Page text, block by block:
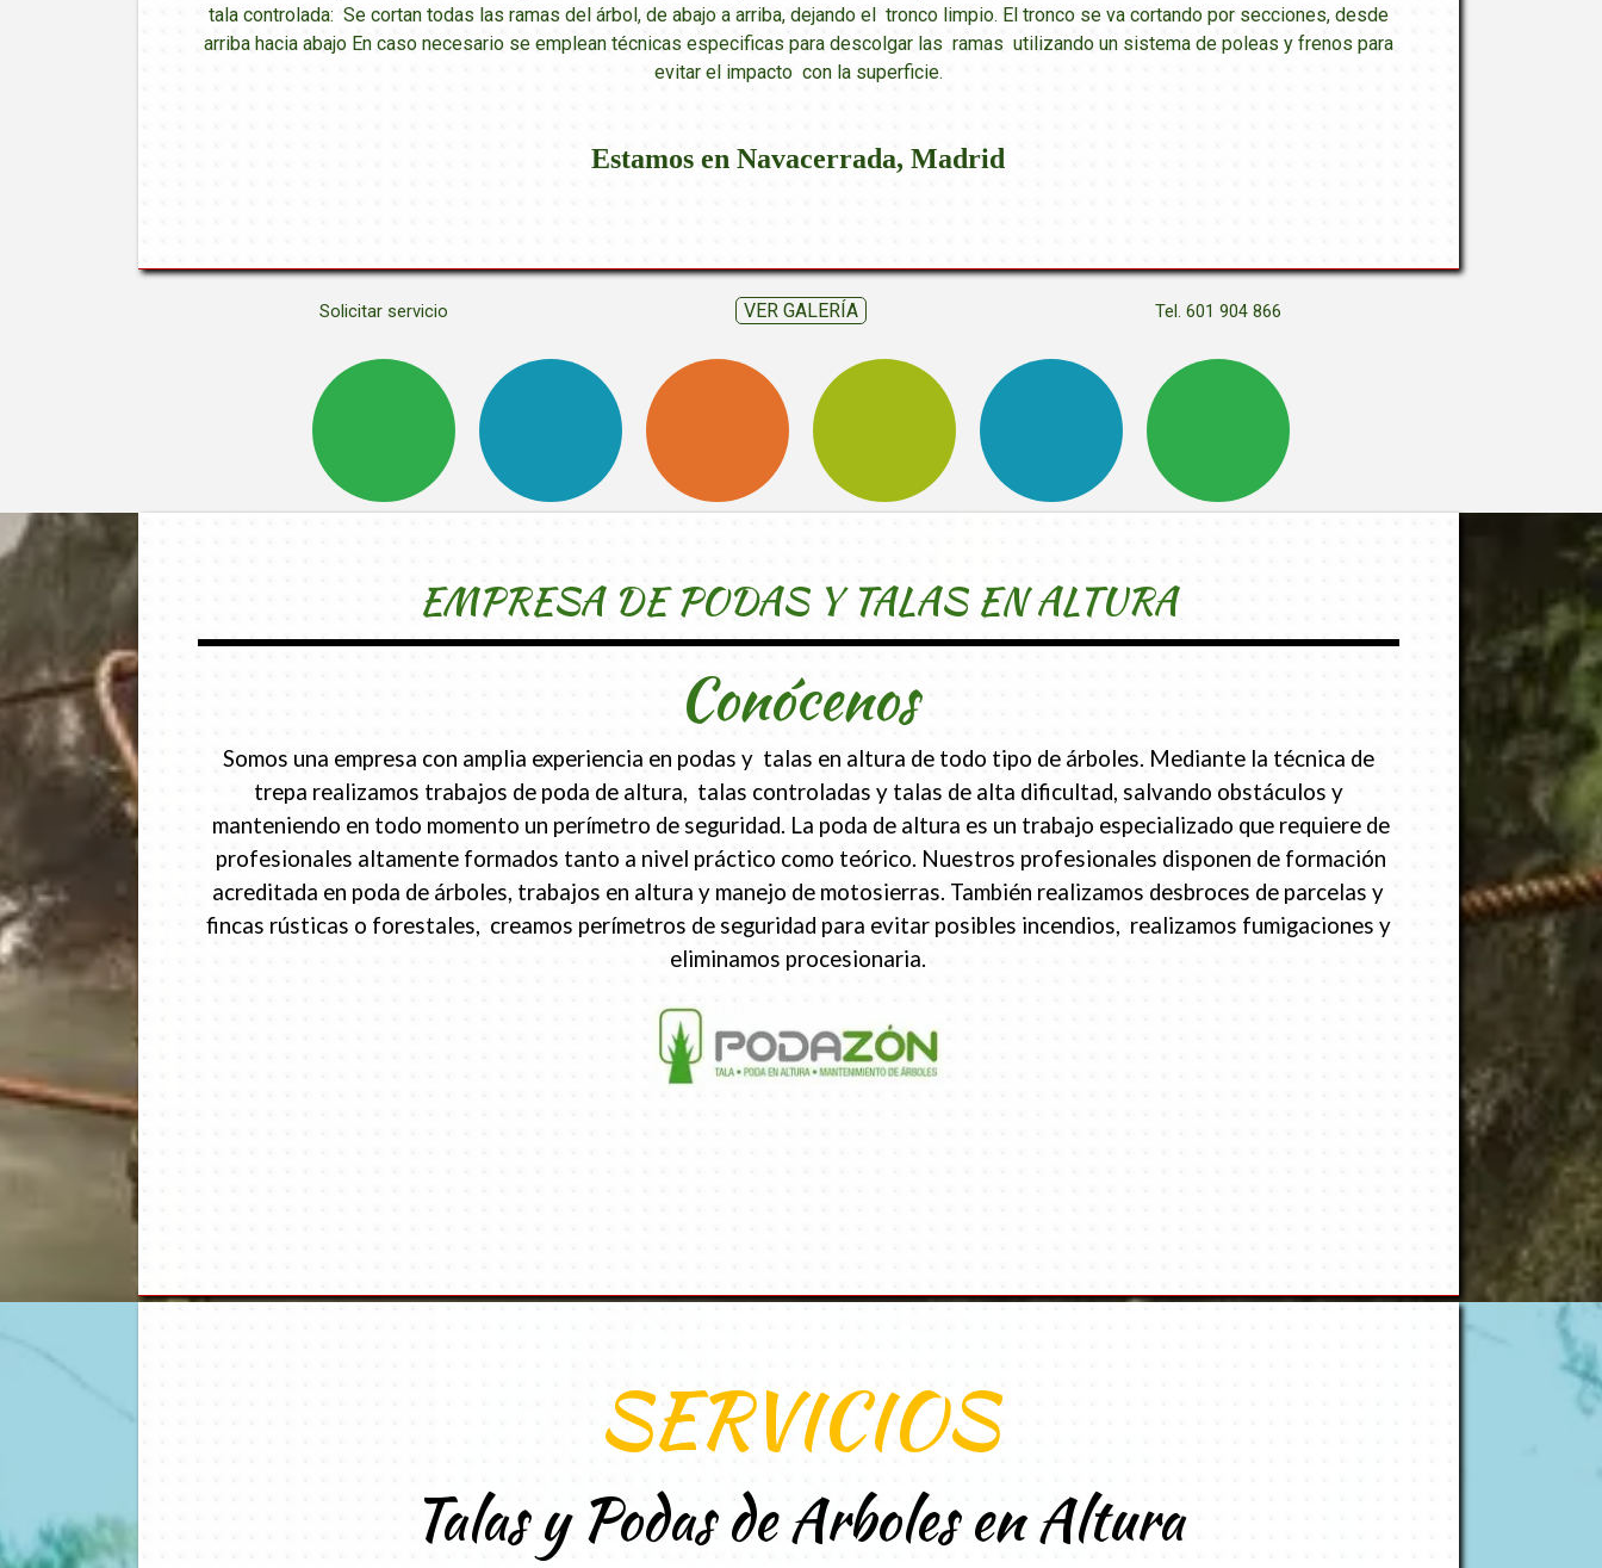
tala controlada: Se cortan todas las ramas del árbol, de abajo a arriba, dejando el tronco limpio. El tronco se va cortando por secciones, desde
arriba hacia abajo En caso necesario se emplean técnicas especificas para descolgar las ramas utilizando un sistema de poleas y frenos para
evitar el impacto con la superficie.
Estamos en Navacerrada, Madrid
Tel. 601 904 866
VER GALERÍA
Solicitar servicio
EMPRESA DE PODAS Y TALAS EN ALTURA
Conócenos
Somos una empresa con amplia experiencia en podas y talas en altura de todo tipo de árboles. Mediante la técnica de
trepa realizamos trabajos de poda de altura, talas controladas y talas de alta dificultad, salvando obstáculos y
manteniendo en todo momento un perímetro de seguridad. La poda de altura es un trabajo especializado que requiere de
profesionales altamente formados tanto a nivel práctico como teórico. Nuestros profesionales disponen de formación
acreditada en poda de árboles, trabajos en altura y manejo de motosierras. También realizamos desbroces de parcelas y
fincas rústicas o forestales, creamos perímetros de seguridad para evitar posibles incendios, realizamos fumigaciones y
eliminamos procesionaria.
SERVICIOS
Talas y Podas de Arboles en Altura